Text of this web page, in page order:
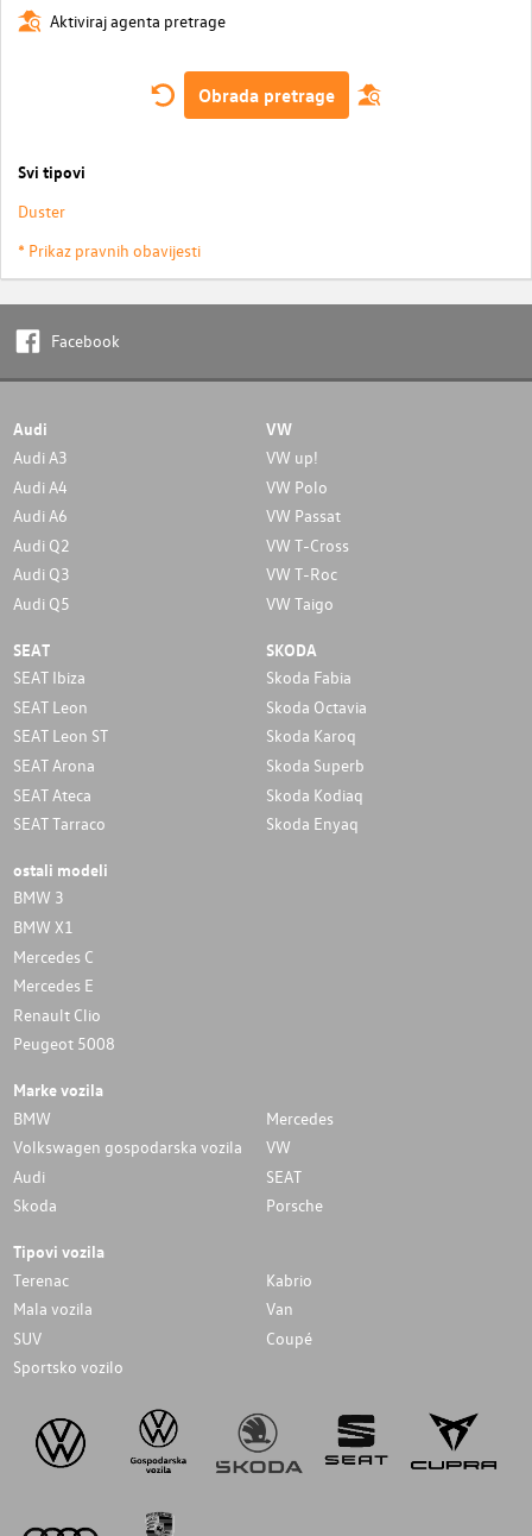
Aktiviraj agenta pretrage
Obrada pretrage
Svi tipovi
Duster
* Prikaz pravnih obavijesti
Facebook
Audi
Audi A3
Audi A4
Audi A6
Audi Q2
Audi Q3
Audi Q5
VW
VW up!
VW Polo
VW Passat
VW T-Cross
VW T-Roc
VW Taigo
SEAT
SEAT Ibiza
SEAT Leon
SEAT Leon ST
SEAT Arona
SEAT Ateca
SEAT Tarraco
SKODA
Skoda Fabia
Skoda Octavia
Skoda Karoq
Skoda Superb
Skoda Kodiaq
Skoda Enyaq
ostali modeli
BMW 3
BMW X1
Mercedes C
Mercedes E
Renault Clio
Peugeot 5008
Marke vozila
BMW
Mercedes
Volkswagen gospodarska vozila
VW
Audi
SEAT
Skoda
Porsche
Tipovi vozila
Terenac
Kabrio
Mala vozila
Van
SUV
Coupé
Sportsko vozilo